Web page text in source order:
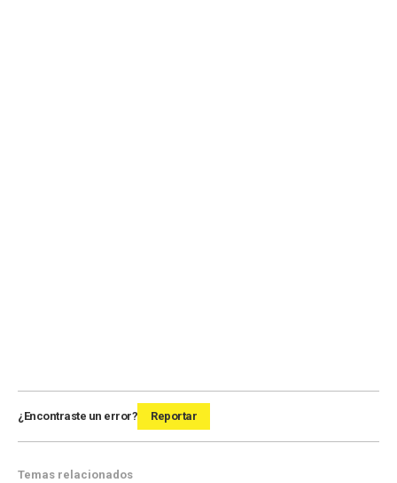
¿Encontraste un error? Reportar
Temas relacionados